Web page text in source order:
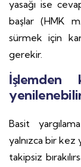
yasağı ise
başlar (HMK
sürmek için
gerekir.
İşlemden
Basit
yalnızca bir
takipsiz